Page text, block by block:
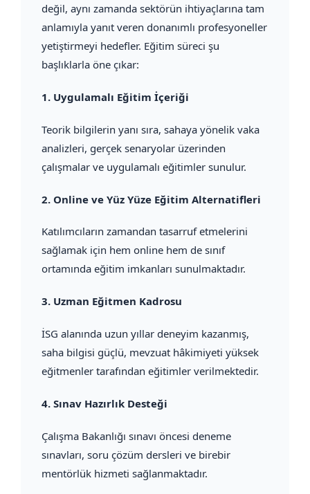
değil, aynı zamanda sektörün ihtiyaçlarına tam
anlamıyla yanıt veren donanımlı profesyoneller
yetiştirmeyi hedefler. Eğitim süreci şu
başlıklarla öne çıkar:
1. Uygulamalı Eğitim İçeriği
Teorik bilgilerin yanı sıra, sahaya yönelik vaka
analizleri, gerçek senaryolar üzerinden
çalışmalar ve uygulamalı eğitimler sunulur.
2. Online ve Yüz Yüze Eğitim Alternatifleri
Katılımcıların zamandan tasarruf etmelerini
sağlamak için hem online hem de sınıf
ortamında eğitim imkanları sunulmaktadır.
3. Uzman Eğitmen Kadrosu
İSG alanında uzun yıllar deneyim kazanmış,
saha bilgisi güçlü, mevzuat hâkimiyeti yüksek
eğitmenler tarafından eğitimler verilmektedir.
4. Sınav Hazırlık Desteği
Çalışma Bakanlığı sınavı öncesi deneme
sınavları, soru çözüm dersleri ve birebir
mentörlük hizmeti sağlanmaktadır.